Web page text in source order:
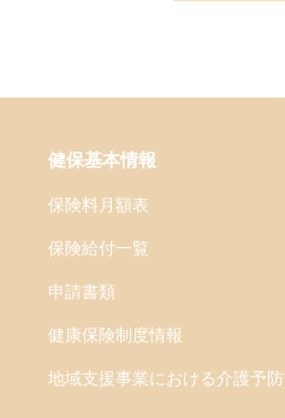
健保基本情報
保険料月額表
保険給付一覧
申請書類
健康保険制度情報
地域支援事業における介護予防